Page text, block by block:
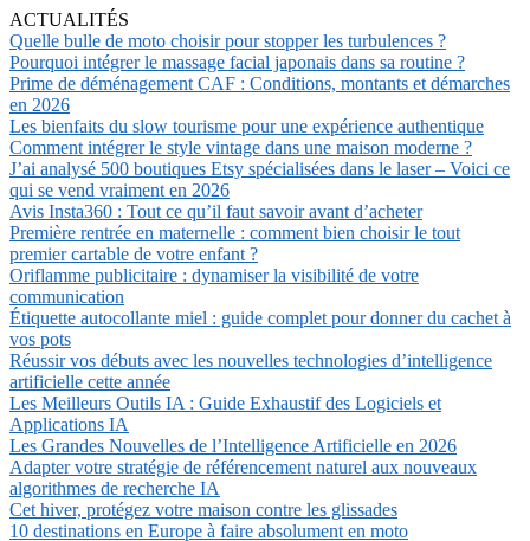
ACTUALITÉS
Quelle bulle de moto choisir pour stopper les turbulences ?
Pourquoi intégrer le massage facial japonais dans sa routine ?
Prime de déménagement CAF : Conditions, montants et démarches
en 2026
Les bienfaits du slow tourisme pour une expérience authentique
Comment intégrer le style vintage dans une maison moderne ?
J’ai analysé 500 boutiques Etsy spécialisées dans le laser – Voici ce
qui se vend vraiment en 2026
Avis Insta360 : Tout ce qu’il faut savoir avant d’acheter
Première rentrée en maternelle : comment bien choisir le tout
premier cartable de votre enfant ?
Oriflamme publicitaire : dynamiser la visibilité de votre
communication
Étiquette autocollante miel : guide complet pour donner du cachet à
vos pots
Réussir vos débuts avec les nouvelles technologies d’intelligence
artificielle cette année
Les Meilleurs Outils IA : Guide Exhaustif des Logiciels et
Applications IA
Les Grandes Nouvelles de l’Intelligence Artificielle en 2026
Adapter votre stratégie de référencement naturel aux nouveaux
algorithmes de recherche IA
Cet hiver, protégez votre maison contre les glissades
10 destinations en Europe à faire absolument en moto